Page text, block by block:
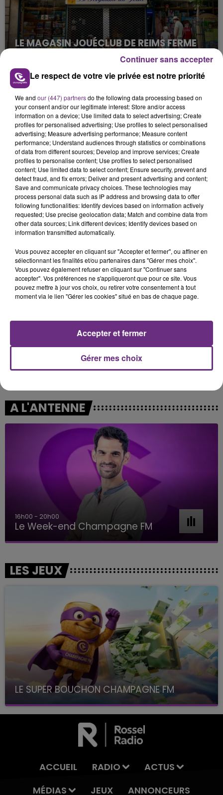
LE MAGASIN JOUÉCLUB DE REIMS FERME
C'était l'une des institutions du centre-ville
rémois. Le magasin JouéClub est contraint de
fermer ses portes.
TITRES DIFFUSÉS
16h44
16h44
TRAVIS
16h40
16h40
16h37
16h37 16h35
16h35
A L'ANTENNE
16h00 - 20h00
Le Week-end Champagne FM
LES JEUX
LE SUPER BOUCHON CHAMPAGNE FM
avec La Famille Champagne FM, à 8H10
ACCUEIL RADIO
ACTUS
MÉDIAS
JEUX ANNONCEURS
Le respect de votre vie privée est notre priorité
We and our (447) partnersdo the following data processing based on
your consent and/or our legitimate interest: Store and/or access
information on a device; Use limited data to select advertising; Create
profiles for personalised advertising; Use profiles to select personalised
advertising; Measure advertising performance; Measure content
performance; Understand audiences through statistics or combinations
of data from different sources; Develop and improve services; Create
profiles to personalise content; Use profiles to select personalised
content; Use limited data to select content; Ensure security, prevent and
detect fraud, and fix errors; Deliver and present advertising and content;
Save and communicate privacy choices. These technologies may
process personal data such as IP address and browsing data to offer
following functionalities: Identify devices based on information actively
requested; Use precise geolocation data; Match and combine data from
other data sources; Link different devices; Identify devices based on
information transmitted automatically.
Vous pouvez accepter en cliquant sur "Accepter et fermer", ou affiner en
sélectionnant les finalités et/ou partenaires dans "Gérer mes choix".
Vous pouvez également refuser en cliquant sur "Continuer sans
accepter". Vos préférences ne s'appliqueront que pour ce site. Vous
pouvez mettre à jour vos choix, ou retirer votre consentement à tout
moment via le lien "Gérer les cookies" situé en bas de chaque page.
Gérer mes choix
Accepter et fermer
Continuer sans accepter